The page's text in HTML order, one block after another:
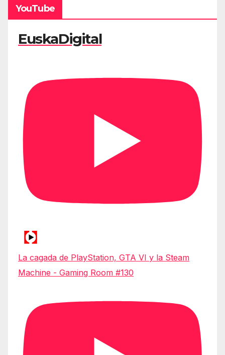
YouTube
EuskaDigital
La cagada de PlayStation, GTA VI y la Steam
Machine - Gaming Room #130